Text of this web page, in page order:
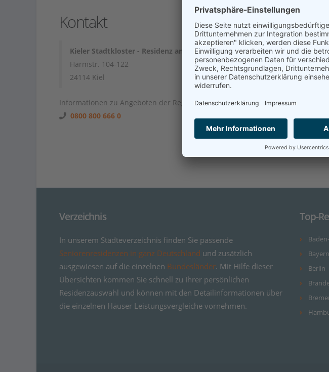
Kontakt
Kieler Stadtkloster - Residenz am Park
Harmstr. 104-122
24114 Kiel
Informationen zu Angeboten der Region unter
0800 800 666 0
Leider kann
angefragt
Verzeichnis
In unserem Städteverzeichnis finden Sie passende
Seniorenresidenzen in ganz Deutschland und zusätzlich
ausgewiesen auf die einzelnen Bundesländer. Mit Hilfe dieser
Übersichten kommen Sie schnell zu Ihrer persönlichen
Residenzauswahl und können mit den Detailinformationen über
die einzelnen Häuser Leistungsvergleiche vornehmen.
Top-
Bayern
Berlin